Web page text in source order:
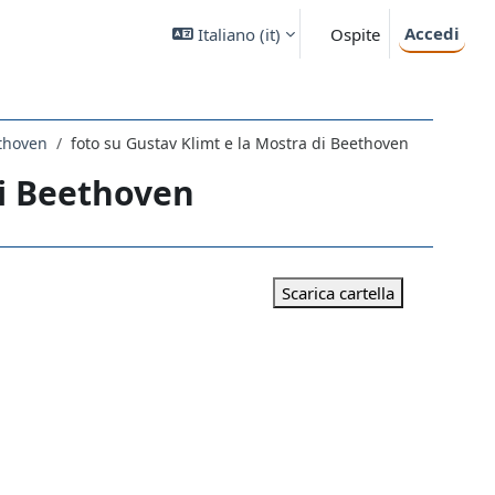
Italiano ‎(it)‎ Ospite Accedi
foto su Gustav Klimt e la Mostra di Beethoven
Beethoven
Scarica cartella